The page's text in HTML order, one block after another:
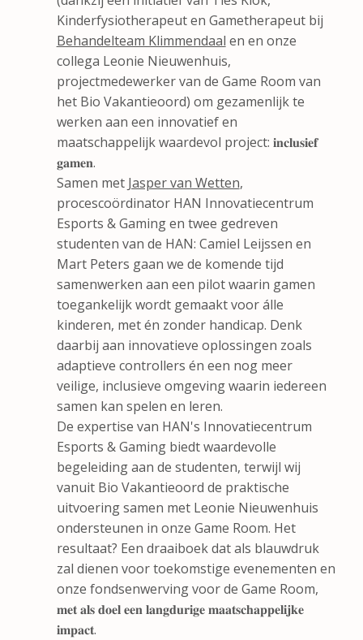
Kinderfysiotherapeut en Gametherapeut bij
Behandelteam Klimmendaal en en onze
collega Leonie Nieuwenhuis,
projectmedewerker van de Game Room van
het Bio Vakantieoord) om gezamenlijk te
werken aan een innovatief en
maatschappelijk waardevol project: 𝐢𝐧𝐜𝐥𝐮𝐬𝐢𝐞𝐟
𝐠𝐚𝐦𝐞𝐧.
Samen met Jasper van Wetten,
procescoördinator HAN Innovatiecentrum
Esports & Gaming en twee gedreven
studenten van de HAN: Camiel Leijssen en
Mart Peters gaan we de komende tijd
samenwerken aan een pilot waarin gamen
toegankelijk wordt gemaakt voor álle
kinderen, met én zonder handicap. Denk
daarbij aan innovatieve oplossingen zoals
adaptieve controllers én een nog meer
veilige, inclusieve omgeving waarin iedereen
samen kan spelen en leren.
De expertise van HAN's Innovatiecentrum
Esports & Gaming biedt waardevolle
begeleiding aan de studenten, terwijl wij
vanuit Bio Vakantieoord de praktische
uitvoering samen met Leonie Nieuwenhuis
ondersteunen in onze Game Room. Het
resultaat? Een draaiboek dat als blauwdruk
zal dienen voor toekomstige evenementen en
onze fondsenwerving voor de Game Room,
𝐦𝐞𝐭 𝐚𝐥𝐬 𝐝𝐨𝐞𝐥 𝐞𝐞𝐧 𝐥𝐚𝐧𝐠𝐝𝐮𝐫𝐢𝐠𝐞 𝐦𝐚𝐚𝐭𝐬𝐜𝐡𝐚𝐩𝐩𝐞𝐥𝐢𝐣𝐤𝐞
𝐢𝐦𝐩𝐚𝐜𝐭.